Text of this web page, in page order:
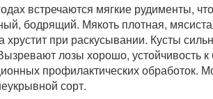
встречаются мягкие рудименты,
бодрящий. Мякоть плотная,
при раскусывании. Кусты
лозы хорошо, устойчивость
профилактических обработок.
сорт.